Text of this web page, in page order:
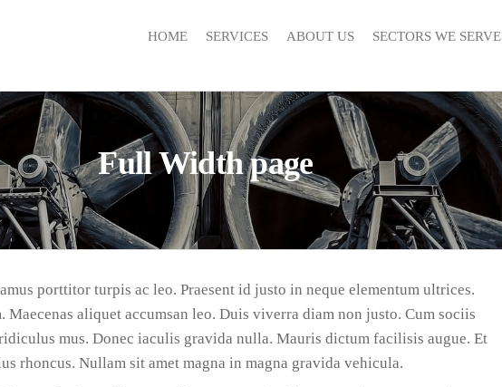
HOME SERVICES ABOUT US SECTORS WE SERVE
Full Width page
porttitor turpis ac leo. Praesent id justo in neque elementum ultrices.
aliquet accumsan leo. Duis viverra diam non justo. Cum sociis
mus. Donec iaculis gravida nulla. Mauris dictum facilisis augue. Et
rhoncus. Nullam sit amet magna in magna gravida vehicula.